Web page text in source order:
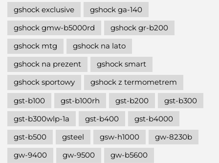
gshock exclusive
gshock ga-140
gshock gmw-b5000rd
gshock gr-b200
gshock mtg
gshock na lato
gshock na prezent
gshock smart
gshock sportowy
gshock z termometrem
gst-b100
gst-b100rh gst-b200
gst-b300
gst-b300wlp-1a
gst-b400
gst-b4000
gst-b500
gsteel gsw-h1000
gw-8230b
gw-9400
gw-9500
gw-b5600